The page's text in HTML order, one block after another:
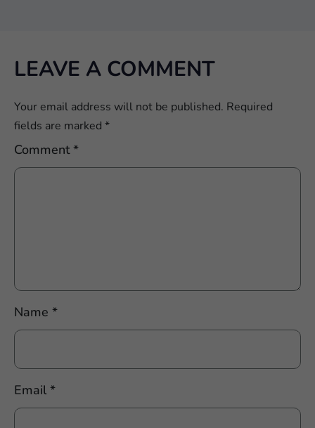
LEAVE A COMMENT
Your email address will not be published. Required
fields are marked *
Comment*
Name *
Email*